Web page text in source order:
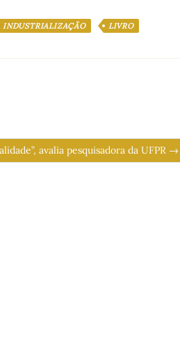
INDUSTRIALIZAÇÃO
LIVRO
avalia pesquisadora da UFPR →